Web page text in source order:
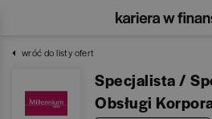
wróć do listy ofert
Specjalista /
Obsługi